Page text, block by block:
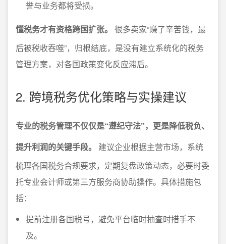
誉与业务都将受损。
懂税务才有资格跨国扩张。
很多卖家“赚了辛苦钱，最
后被税收吞噬”，归根结底，是没有建立系统化的税务
管理方案，对各国政策变化反应滞后。
2. 跨境税务优化策略与实操建议
专业的税务管理不仅仅是“遵纪守法”，更是降低税负、
提升利润的关键手段。
建议企业根据主营市场，系统
梳理各国税务合规要求，定期复盘政策动态，必要时委
托专业会计师或第三方服务商协助操作。具体措施包
括：
提前注册各国税号，避免平台临时抽查时措手不
及。